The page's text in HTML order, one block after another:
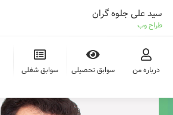
سید علی جلوه گران
طراح وب
درباره من سوابق تحصیلی سوابق شغلی